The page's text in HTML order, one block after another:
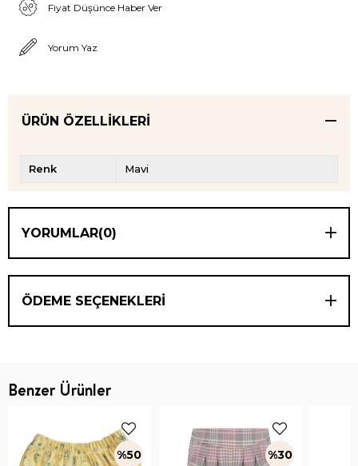
Fiyat Düşünce Haber Ver
Yorum Yaz
ÜRÜN ÖZELLIKLERI
Renk Mavi
YORUMLAR(0)
ÖDEME SEÇENEKLERI
Benzer Ürünler
%50 %30